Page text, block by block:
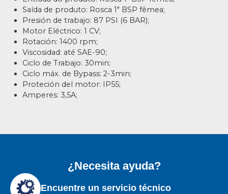
Saída de produto: Rosca 1″ BSP fêmea;
Presión de trabajo: 87 PSI (6 BAR);
Motor Eléctrico: 1 CV;
Rotación: 1400 rpm;
Viscosidad: até SAE-90;
Ciclo de Trabajo: 30min;
Ciclo máx. de Bypass: 2-3min;
Proteción del motor: IP55;
Amperes: 3,5A;
¿Necesita ayuda?
Encuentre un servicio técnico